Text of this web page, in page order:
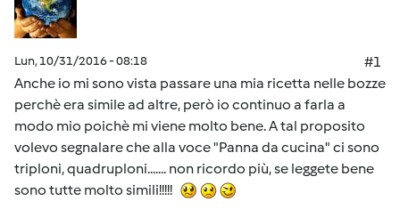
Lun, 10/31/2016 - 08:18
#1
Anche io mi sono vista passare una mia ricetta nelle bozze
perchè era simile ad altre, però io continuo a farla a
modo mio poichè mi viene molto bene. A tal proposito
volevo segnalare che alla voce "Panna da cucina" ci sono
triploni, quadruploni....... non ricordo più, se leggete bene
sono tutte molto simili!!!!!